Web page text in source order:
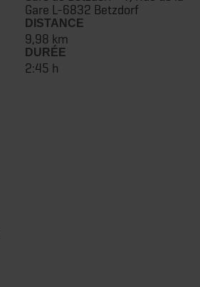
Gare L-6832 Betzdorf
DISTANCE
9,98 km
DURÉE
2:45 h